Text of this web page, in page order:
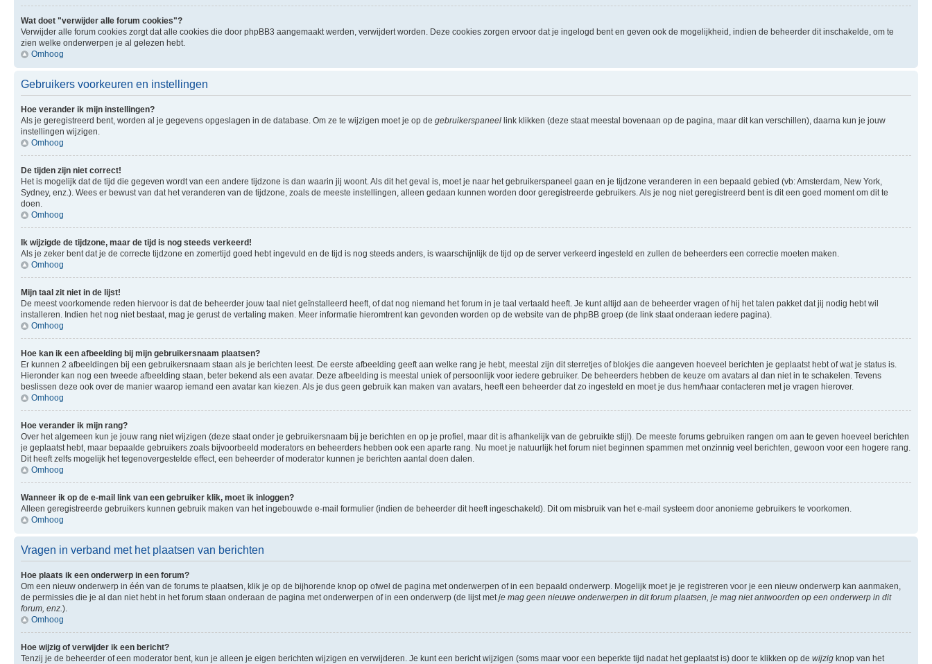
Wat doet "verwijder alle forum cookies"?
Verwijder alle forum cookies zorgt dat alle cookies die door phpBB3 aangemaakt werden, verwijdert worden. Deze cookies zorgen ervoor dat je ingelogd bent en geven ook de mogelijkheid, indien de beheerder dit inschakelde, om te
zien welke onderwerpen je al gelezen hebt.
Omhoog
Gebruikers voorkeuren en instellingen
Hoe verander ik mijn instellingen?
Als je geregistreerd bent, worden al je gegevens opgeslagen in de database. Om ze te wijzigen moet je op de gebruikerspaneel link klikken (deze staat meestal bovenaan op de pagina, maar dit kan verschillen), daarna kun je jouw
instellingen wijzigen.
Omhoog
De tijden zijn niet correct!
Het is mogelijk dat de tijd die gegeven wordt van een andere tijdzone is dan waarin jij woont. Als dit het geval is, moet je naar het gebruikerspaneel gaan en je tijdzone veranderen in een bepaald gebied (vb: Amsterdam, New York,
Sydney, enz.). Wees er bewust van dat het veranderen van de tijdzone, zoals de meeste instellingen, alleen gedaan kunnen worden door geregistreerde gebruikers. Als je nog niet geregistreerd bent is dit een goed moment om dit te
doen.
Omhoog
Ik wijzigde de tijdzone, maar de tijd is nog steeds verkeerd!
Als je zeker bent dat je de correcte tijdzone en zomertijd goed hebt ingevuld en de tijd is nog steeds anders, is waarschijnlijk de tijd op de server verkeerd ingesteld en zullen de beheerders een correctie moeten maken.
Omhoog
Mijn taal zit niet in de lijst!
De meest voorkomende reden hiervoor is dat de beheerder jouw taal niet geïnstalleerd heeft, of dat nog niemand het forum in je taal vertaald heeft. Je kunt altijd aan de beheerder vragen of hij het talen pakket dat jij nodig hebt wil
installeren. Indien het nog niet bestaat, mag je gerust de vertaling maken. Meer informatie hieromtrent kan gevonden worden op de website van de phpBB groep (de link staat onderaan iedere pagina).
Omhoog
Hoe kan ik een afbeelding bij mijn gebruikersnaam plaatsen?
Er kunnen 2 afbeeldingen bij een gebruikersnaam staan als je berichten leest. De eerste afbeelding geeft aan welke rang je hebt, meestal zijn dit sterretjes of blokjes die aangeven hoeveel berichten je geplaatst hebt of wat je status is.
Hieronder kan nog een tweede afbeelding staan, beter bekend als een avatar. Deze afbeelding is meestal uniek of persoonlijk voor iedere gebruiker. De beheerders hebben de keuze om avatars al dan niet in te schakelen. Tevens
beslissen deze ook over de manier waarop iemand een avatar kan kiezen. Als je dus geen gebruik kan maken van avatars, heeft een beheerder dat zo ingesteld en moet je dus hem/haar contacteren met je vragen hierover.
Omhoog
Hoe verander ik mijn rang?
Over het algemeen kun je jouw rang niet wijzigen (deze staat onder je gebruikersnaam bij je berichten en op je profiel, maar dit is afhankelijk van de gebruikte stijl). De meeste forums gebruiken rangen om aan te geven hoeveel berichten
je geplaatst hebt, maar bepaalde gebruikers zoals bijvoorbeeld moderators en beheerders hebben ook een aparte rang. Nu moet je natuurlijk het forum niet beginnen spammen met onzinnig veel berichten, gewoon voor een hogere rang.
Dit heeft zelfs mogelijk het tegenovergestelde effect, een beheerder of moderator kunnen je berichten aantal doen dalen.
Omhoog
Wanneer ik op de e-mail link van een gebruiker klik, moet ik inloggen?
Alleen geregistreerde gebruikers kunnen gebruik maken van het ingebouwde e-mail formulier (indien de beheerder dit heeft ingeschakeld). Dit om misbruik van het e-mail systeem door anonieme gebruikers te voorkomen.
Omhoog
Vragen in verband met het plaatsen van berichten
Hoe plaats ik een onderwerp in een forum?
Om een nieuw onderwerp in één van de forums te plaatsen, klik je op de bijhorende knop op ofwel de pagina met onderwerpen of in een bepaald onderwerp. Mogelijk moet je je registreren voor je een nieuw onderwerp kan aanmaken,
de permissies die je al dan niet hebt in het forum staan onderaan de pagina met onderwerpen of in een onderwerp (de lijst metje mag geen nieuwe onderwerpen in dit forum plaatsen, je mag niet antwoorden op een onderwerp in dit
forum, enz.).
Omhoog
Hoe wijzig of verwijder ik een bericht?
Tenzij je de beheerder of een moderator bent, kun je alleen je eigen berichten wijzigen en verwijderen. Je kunt een bericht wijzigen (soms maar voor een beperkte tijd nadat het geplaatst is) door te klikken op de wijzig knop van het